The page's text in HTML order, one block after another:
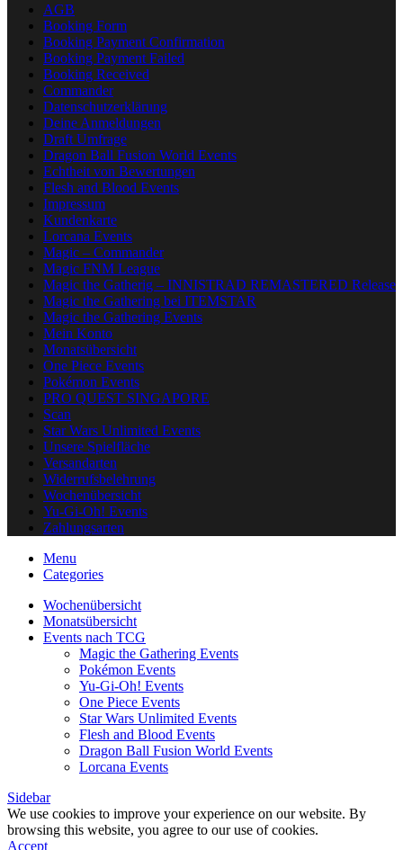
AGB
Booking Form
Booking Payment Confirmation
Booking Payment Failed
Booking Received
Commander
Datenschutzerklärung
Deine Anmeldungen
Draft Umfrage
Dragon Ball Fusion World Events
Echtheit von Bewertungen
Flesh and Blood Events
Impressum
Kundenkarte
Lorcana Events
Magic – Commander
Magic FNM League
Magic the Gatherig – INNISTRAD REMASTERED Release
Magic the Gathering bei ITEMSTAR
Magic the Gathering Events
Mein Konto
Monatsübersicht
One Piece Events
Pokémon Events
PRO QUEST SINGAPORE
Scan
Star Wars Unlimited Events
Unsere Spielfläche
Versandarten
Widerrufsbelehrung
Wochenübersicht
Yu-Gi-Oh! Events
Zahlungsarten
Menu
Categories
Wochenübersicht
Monatsübersicht
Events nach TCG
Magic the Gathering Events
Pokémon Events
Yu-Gi-Oh! Events
One Piece Events
Star Wars Unlimited Events
Flesh and Blood Events
Dragon Ball Fusion World Events
Lorcana Events
Sidebar
We use cookies to improve your experience on our website. By
browsing this website, you agree to our use of cookies.
Accept